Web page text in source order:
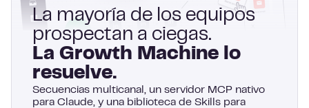
La mayoría de los equipos
prospectan a ciegas.
La Growth Machine lo
resuelve.
Secuencias multicanal, un servidor MCP nativo
para Claude, y una biblioteca de Skills para